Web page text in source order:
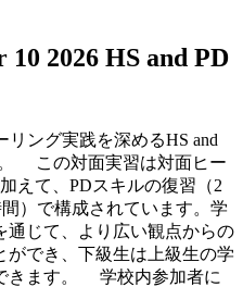
2026 HS and PD
リング実践を深めるHS and
この対面実習は対面ヒー
えて、PDスキルの復習（2
）で構成されています。学
通じて、より広い観点からの
ができ、下級生は上級生の学
きます。 学校内参加者に